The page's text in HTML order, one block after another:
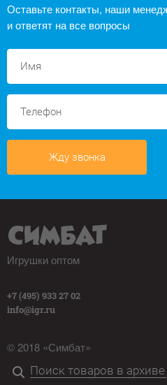
Оставьте контакты, наши
и ответят на все вопросы
Жду звонка
Игрушки оптом
+7 (495) 933 27 02
info@igr.ru
© 2018 «Симбат»